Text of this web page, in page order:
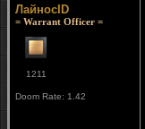
ЛайносID
= Warrant Officer =
1211
Doom Rate: 1.42